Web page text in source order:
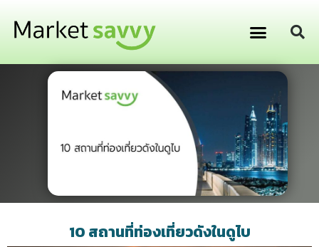
10 สถานที่ท่องเที่ยวดังในดูไบ